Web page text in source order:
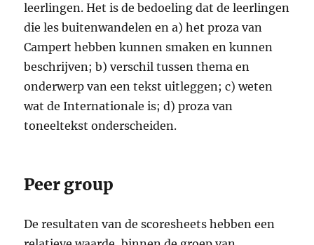
leerlingen. Het is de bedoeling dat de leerlingen
die les buitenwandelen en a) het proza van
Campert hebben kunnen smaken en kunnen
beschrijven; b) verschil tussen thema en
onderwerp van een tekst uitleggen; c) weten
wat de Internationale is; d) proza van
toneeltekst onderscheiden.
Peer group
De resultaten van de scoresheets hebben een